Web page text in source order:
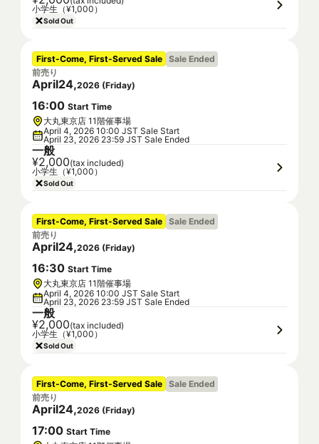
小学生（¥1,000）
Sold Out
First-Come, First-Served Sale Sale Ended
前売り
April24,2026 (Friday)
16:00 Start Time
大丸東京店 11階催事場
April 4, 2026 10:00 JST Sale Start
April 23, 2026 23:59 JST Sale Ended
一般
¥2,000(tax included)
小学生（¥1,000）
Sold Out
First-Come, First-Served Sale Sale Ended
前売り
April24,2026 (Friday)
16:30 Start Time
大丸東京店 11階催事場
April 4, 2026 10:00 JST Sale Start
April 23, 2026 23:59 JST Sale Ended
一般
¥2,000(tax included)
小学生（¥1,000）
Sold Out
First-Come, First-Served Sale Sale Ended
前売り
April24,2026 (Friday)
17:00 Start Time